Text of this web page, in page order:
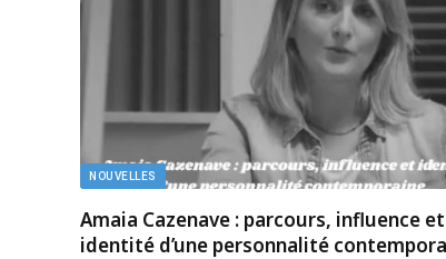
NOUVELLES
Amaia Cazenave : parcours, influence et
identité d’une personnalité